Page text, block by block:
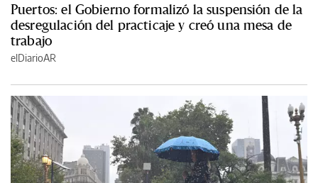
Puertos: el Gobierno formalizó la suspensión de la
desregulación del practicaje y creó una mesa de
trabajo
elDiarioAR